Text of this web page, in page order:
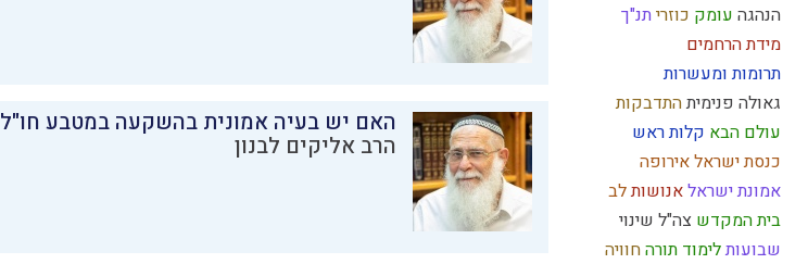
הנהגה עומק כוזרי תנ"ך
מידת הרחמים
תרומות ומעשרות
גאולה פנימיתהתדבקות
עולם הבא קלות ראש
כנסת ישראלאירופה
אמונת ישראלאנושותלב
בית המקדש צה"ל שינוי
שבועותלימוד תורהחוויה
האם יש בעיה אמונית בהשקעה במטבע חו"ל
הרב אליקים לבנון